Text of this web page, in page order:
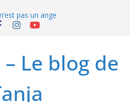
pas un ange
enflamme le Bataclan
de Zeniko Sumiya
– Le blog de